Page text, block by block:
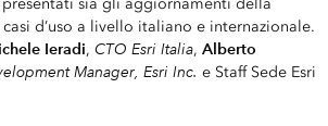
d’uso a livello italiano e internazionale.
Ieradi, CTO Esri Italia, Alberto
Manager, Esri Inc. e Staff Sede Esri